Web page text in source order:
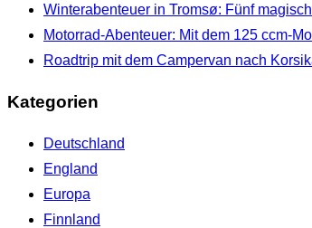
Winterabenteuer in Tromsø: Fünf
Motorrad-Abenteuer: Mit dem 125 ccm-
Roadtrip mit dem Campervan nach
Kategorien
Deutschland
England
Europa
Finnland